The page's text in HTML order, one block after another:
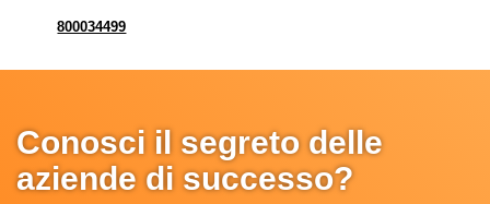
800034499
Conosci il segreto delle
aziende di successo?